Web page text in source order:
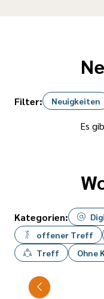
Filter: Neuigkeiten
Es
Kategorien:
offener Treff
Treff
Ohne